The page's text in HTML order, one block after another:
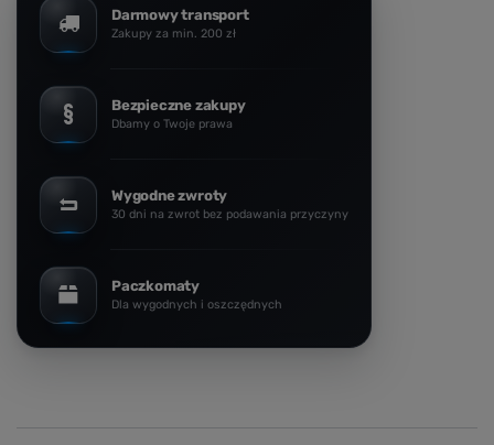
Darmowy transport
Zakupy za min. 200 zł
Bezpieczne zakupy
Dbamy o Twoje prawa
Wygodne zwroty
30 dni na zwrot bez podawania przyczyny
Paczkomaty
Dla wygodnych i oszczędnych